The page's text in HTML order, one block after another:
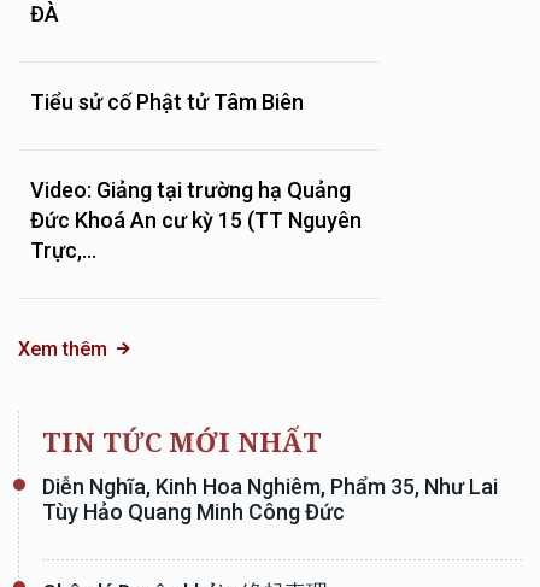
ĐÀ
Tiểu sử cố Phật tử Tâm Biên
Video: Giảng tại trường hạ Quảng
Đức Khoá An cư kỳ 15 (TT Nguyên
Trực,...
Xem thêm
TIN TỨC MỚI NHẤT
Diễn Nghĩa, Kinh Hoa Nghiêm, Phẩm 35, Như Lai
Tùy Hảo Quang Minh Công Đức